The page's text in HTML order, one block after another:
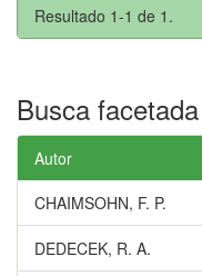
Resultado 1-1 de 1.
Busca facetada
Autor
CHAIMSOHN, F. P.
DEDECEK, R. A.